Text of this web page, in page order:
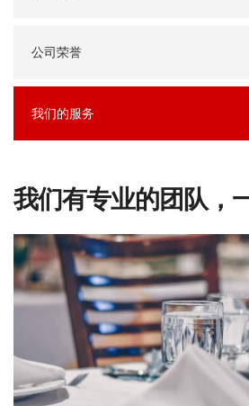
公司荣誉
我们的服务
我们有专业的团队，